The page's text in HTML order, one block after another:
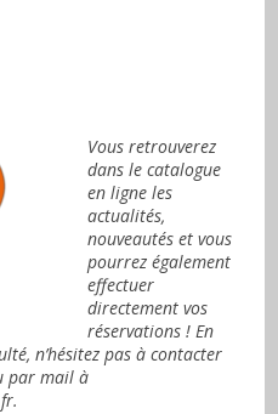
Vous retrouverez
dans le catalogue
en ligne les
actualités,
nouveautés et vous
pourrez également
effectuer
directement vos
réservations ! En
n’hésitez pas à contacter
par mail à